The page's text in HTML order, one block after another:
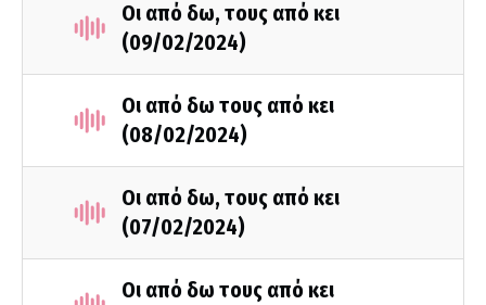
Οι από δω, τους από κει
(09/02/2024)
Οι από δω τους από κει
(08/02/2024)
Οι από δω, τους από κει
(07/02/2024)
Οι από δω τους από κει